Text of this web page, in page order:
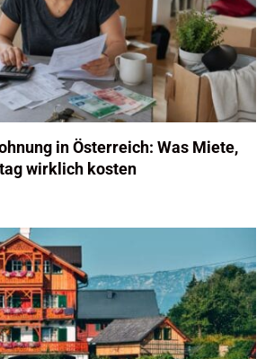
in Österreich: Was Miete,
wirklich kosten